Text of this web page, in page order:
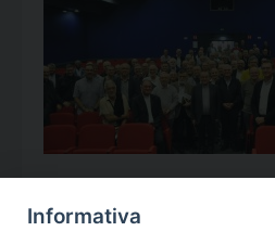
Informativa